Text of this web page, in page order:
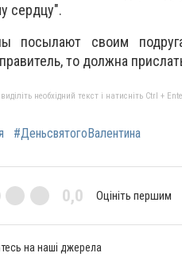
сердцу".
посылают своим
то должна
необхідний текст і натисніть Ctrl +
#ДеньсвятогоВалентина
0,0 Оцініть першим
на наші джерела